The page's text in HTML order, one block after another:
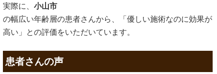
実際に、 小山市
の幅広い年齢層の患者さんから、「優しい施術なのに効果が
高い」との評価をいただいています。
患者さんの声